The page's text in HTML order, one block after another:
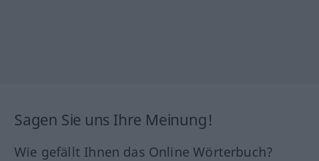
Sagen Sie uns Ihre Meinung!
Wie gefällt Ihnen das Online Wörterbuch?